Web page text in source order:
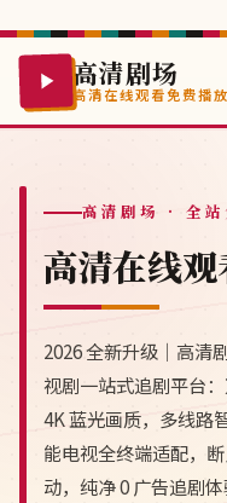
高清剧场
高清在线观看免费播
高清剧场 · 全站
高清在线
2026 全新升级｜高清
视剧一站式追剧平台
4K 蓝光画质，多线
能电视全终端适配，
动，纯净 0 广告追剧体